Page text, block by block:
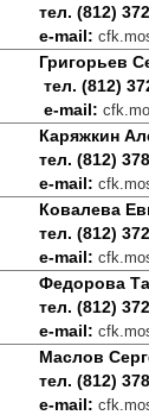
тел. (812)
e-mail:
Григорьев
тел. (812)
e-mail:
Каряжкин
тел. (812)
e-mail:
Ковалева
тел. (812)
e-mail:
Федорова
тел. (812)
e-mail:
Маслов
тел. (812)
e-mail: